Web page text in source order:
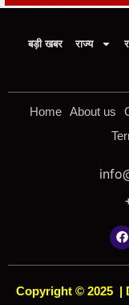
बड़ी खबर राज्य
Home About us
Copyright © 2025 |